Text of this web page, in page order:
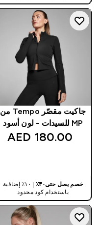
جاكيت مقصّر Tempo من
MP للسيدات - لون أسود
180.00 AED‎
خصم يصل حتى٣٠٪
| ١٠٪ إضافية
باستخدام كود محدود